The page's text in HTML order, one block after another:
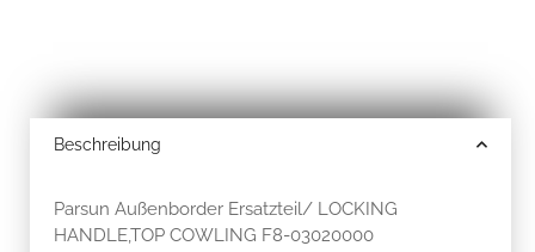
Beschreibung
Parsun Außenborder Ersatzteil/ LOCKING
HANDLE,TOP COWLING F8-03020000